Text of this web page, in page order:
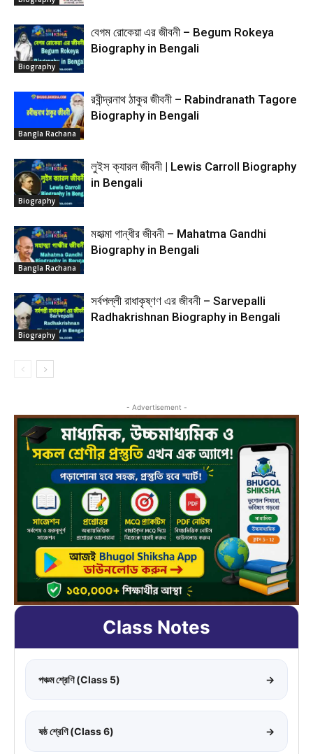
Biography
বেগম রোকেয়া এর জীবনী – Begum Rokeya
Biography in Bengali
Bangla Rachana
রবীন্দ্রনাথ ঠাকুর জীবনী – Rabindranath Tagore
Biography in Bengali
Biography
লুইস ক্যারল জীবনী | Lewis Carroll Biography
in Bengali
Bangla Rachana
মহাত্মা গান্ধীর জীবনী – Mahatma Gandhi
Biography in Bengali
Biography
সর্বপল্লী রাধাকৃষ্ণণ এর জীবনী – Sarvepalli
Radhakrishnan Biography in Bengali
- Advertisement -
Class Notes
পঞ্চম শ্রেণি (Class 5) →
ষষ্ঠ শ্রেণি (Class 6) →